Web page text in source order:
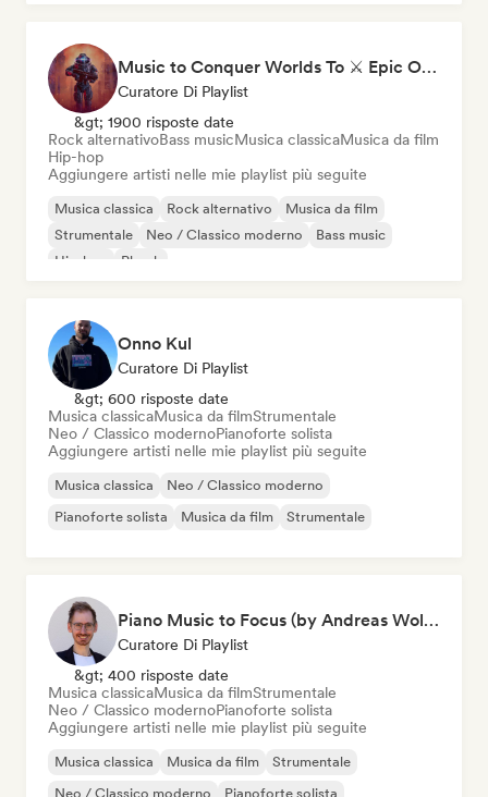
Music to Conquer Worlds To ⚔️ Epic Orchestral, Cinematic & Trailer Music
Curatore Di Playlist
&gt; 1900 risposte date
Rock alternativoBass musicMusica classicaMusica da film
Hip-hop
Aggiungere artisti nelle mie playlist più seguite
Musica classica Rock alternativo
Musica da film
Strumentale
Neo / Classico moderno
Bass music
Hip-hop
Phonk
Onno Kul
Curatore Di Playlist
&gt; 600 risposte date
Musica classicaMusica da filmStrumentale
Neo / Classico modernoPianoforte solista
Aggiungere artisti nelle mie playlist più seguite
Musica classica
Neo / Classico moderno
Pianoforte solista
Musica da film Strumentale
Piano Music to Focus (by Andreas Wolff)
Curatore Di Playlist
&gt; 400 risposte date
Musica classicaMusica da filmStrumentale
Neo / Classico modernoPianoforte solista
Aggiungere artisti nelle mie playlist più seguite
Musica classica Musica da film
Strumentale
Neo / Classico moderno
Pianoforte solista